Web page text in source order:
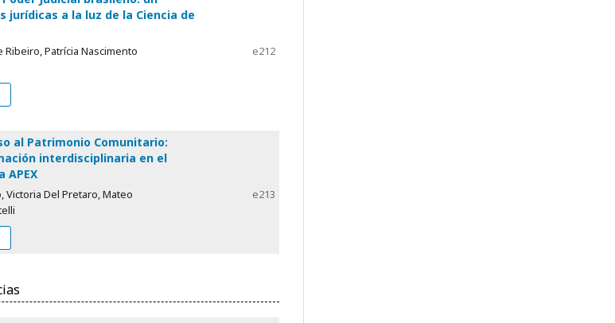
jurídicas a la luz de la Ciencia de
Patrícia Nascimento
e212
al Patrimonio Comunitario:
interdisciplinaria en el
APEX
Victoria Del Pretaro, Mateo
e213